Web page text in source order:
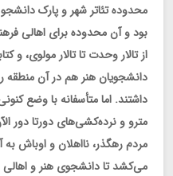
محدوده تئاتر شهر و پارک
بود و آن محدوده برای اهالی
از تالار وحدت تا تالار مولوی، و
دانشجویان هنر هم در آن‌ منطقه
داشتند. اما متأسفانه با وضع
مترو و نرده‌کشی‌های دورتا دور
مردم رهگذر، نااهلان و اوباش
می‌کشد تا دانشجوی هنر و اهالی